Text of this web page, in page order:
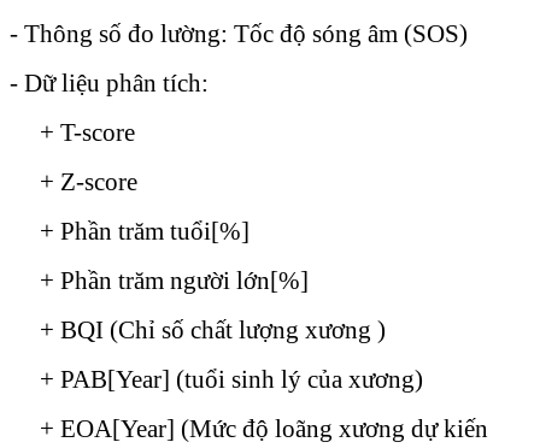
- Thông số đo lường: Tốc độ sóng âm (SOS)
- Dữ liệu phân tích:
+ T-score
+ Z-score
+ Phần trăm tuổi[%]
+ Phần trăm người lớn[%]
+ BQI (Chỉ số chất lượng xương )
+ PAB[Year] (tuổi sinh lý của xương)
+ EOA[Year] (Mức độ loãng xương dự kiến